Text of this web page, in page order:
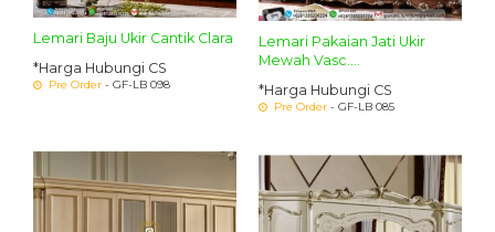
Lemari Baju Ukir Cantik Clara
*Harga Hubungi CS
Pre Order - GF-LB 098
Lemari Pakaian Jati Ukir
Mewah Vasc....
*Harga Hubungi CS
Pre Order - GF-LB 085